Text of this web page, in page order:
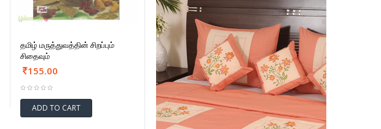
தமிழ் மருத்துவத்தின் சிறப்பும்
சிதைவும்
155.00
ADD TO CART